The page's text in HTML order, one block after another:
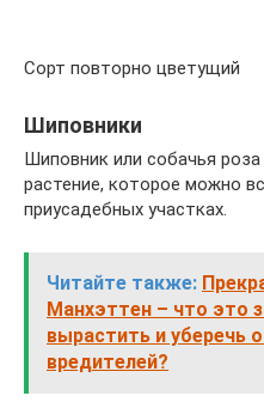
Сорт повторно цветущий
Шиповники
Шиповник или собачья
растение, которое можно
приусадебных участках.
Читайте также:
Манхэттен – что это
вырастить и уберечь
вредителей?